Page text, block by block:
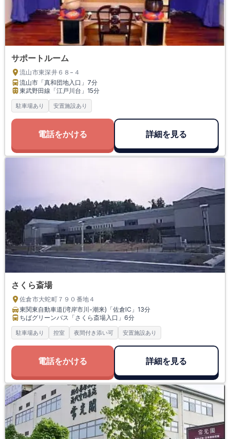
サポートルーム
流山市東深井６８−４
流山市「真和団地入口」 7分
東武野田線「江戸川台」 15分
駐車場あり 安置施設あり
電話をかける 詳細を見る
さくら斎場
佐倉市大蛇町７９０番地４
東関東自動車道(湾岸市川-潮来)「佐倉IC」 13分
ちばグリーンバス「さくら斎場入口」 6分
駐車場あり 控室 夜間付き添い可 安置施設あり
電話をかける 詳細を見る